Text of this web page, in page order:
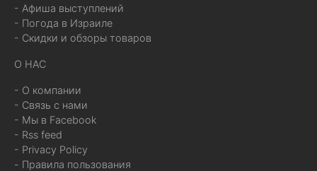
- Афиша выступлений
- Погода в Израиле
- Скидки и обзоры товаров
О НАС
- О компании
- Связь с нами
- Мы в Facebook
- Rss feed
- Privacy Policy
- Правила пользования